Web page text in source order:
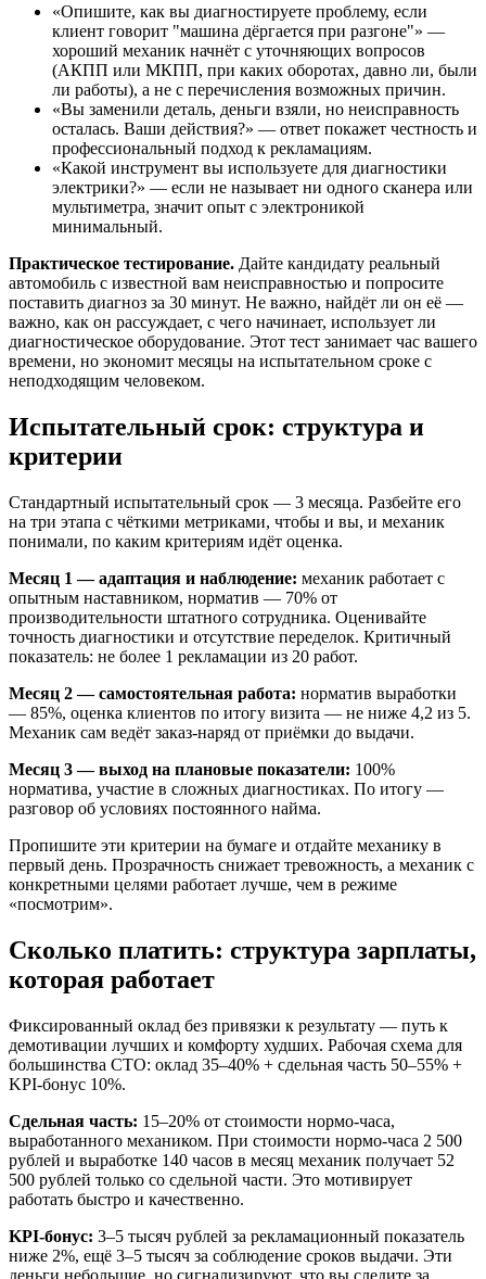
«Опишите, как вы диагностируете проблему, если
клиент говорит "машина дёргается при разгоне"» —
хороший механик начнёт с уточняющих вопросов
(АКПП или МКПП, при каких оборотах, давно ли, были
ли работы), а не с перечисления возможных причин.
«Вы заменили деталь, деньги взяли, но неисправность
осталась. Ваши действия?» — ответ покажет честность и
профессиональный подход к рекламациям.
«Какой инструмент вы используете для диагностики
электрики?» — если не называет ни одного сканера или
мультиметра, значит опыт с электроникой
минимальный.
Практическое тестирование. Дайте кандидату реальный
автомобиль с известной вам неисправностью и попросите
поставить диагноз за 30 минут. Не важно, найдёт ли он её —
важно, как он рассуждает, с чего начинает, использует ли
диагностическое оборудование. Этот тест занимает час вашего
времени, но экономит месяцы на испытательном сроке с
неподходящим человеком.
Испытательный срок: структура и
критерии
Стандартный испытательный срок — 3 месяца. Разбейте его
на три этапа с чёткими метриками, чтобы и вы, и механик
понимали, по каким критериям идёт оценка.
Месяц 1 — адаптация и наблюдение: механик работает с
опытным наставником, норматив — 70% от
производительности штатного сотрудника. Оценивайте
точность диагностики и отсутствие переделок. Критичный
показатель: не более 1 рекламации из 20 работ.
Месяц 2 — самостоятельная работа: норматив выработки
— 85%, оценка клиентов по итогу визита — не ниже 4,2 из 5.
Механик сам ведёт заказ-наряд от приёмки до выдачи.
Месяц 3 — выход на плановые показатели: 100%
норматива, участие в сложных диагностиках. По итогу —
разговор об условиях постоянного найма.
Пропишите эти критерии на бумаге и отдайте механику в
первый день. Прозрачность снижает тревожность, а механик с
конкретными целями работает лучше, чем в режиме
«посмотрим».
Сколько платить: структура зарплаты,
которая работает
Фиксированный оклад без привязки к результату — путь к
демотивации лучших и комфорту худших. Рабочая схема для
большинства СТО: оклад 35–40% + сдельная часть 50–55% +
KPI-бонус 10%.
Сдельная часть: 15–20% от стоимости нормо-часа,
выработанного механиком. При стоимости нормо-часа 2 500
рублей и выработке 140 часов в месяц механик получает 52
500 рублей только со сдельной части. Это мотивирует
работать быстро и качественно.
KPI-бонус: 3–5 тысяч рублей за рекламационный показатель
ниже 2%, ещё 3–5 тысяч за соблюдение сроков выдачи. Эти
деньги небольшие, но сигнализируют, что вы следите за